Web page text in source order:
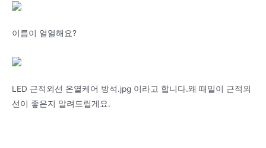
이름이 얼얼해요?
LED 근적외선 온열케어 방석.jpg 이라고 합니다.왜 때밀이 근적외
선이 좋은지 알려드릴게요.